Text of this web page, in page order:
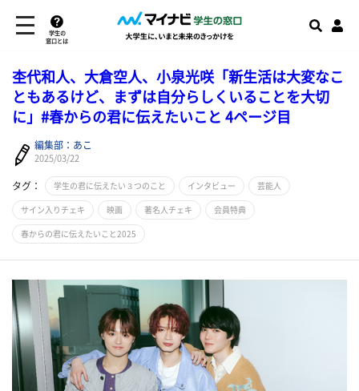
学生の
窓口とは
杢代和人、大倉空人、小泉光咲「新生活は大変なこ
ともあるけど、まずは自分らしくいることを大切
に」#春からの君に伝えたいこと 4ページ目
編集部：あこ
2025/03/22
タグ： 学生の君に伝えたい３つのこと インタビュー 芸能人
サイン入りチェキ 映画 著名人チェキ 会員特典
春からの君に伝えたいこと2025